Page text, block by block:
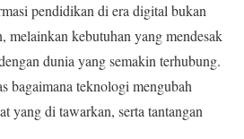
pendidikan di era digital bukan
melainkan kebutuhan yang mendesak
dunia yang semakin terhubung.
bagaimana teknologi mengubah
yang di tawarkan, serta tantangan